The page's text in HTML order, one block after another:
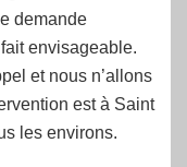
demande
envisageable.
et nous n’allons
est à Saint
les environs.